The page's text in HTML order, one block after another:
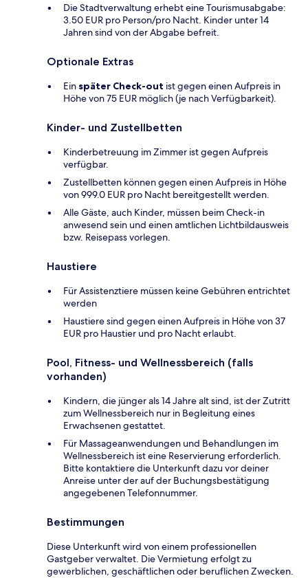
Die Stadtverwaltung erhebt eine Tourismusabgabe:
3.50 EUR pro Person/pro Nacht. Kinder unter 14
Jahren sind von der Abgabe befreit.
Optionale Extras
Ein später Check-out ist gegen einen Aufpreis in
Höhe von 75 EUR möglich (je nach Verfügbarkeit).
Kinder- und Zustellbetten
Kinderbetreuung im Zimmer ist gegen Aufpreis
verfügbar.
Zustellbetten können gegen einen Aufpreis in Höhe
von 999.0 EUR pro Nacht bereitgestellt werden.
Alle Gäste, auch Kinder, müssen beim Check-in
anwesend sein und einen amtlichen Lichtbildausweis
bzw. Reisepass vorlegen.
Haustiere
Für Assistenztiere müssen keine Gebühren entrichtet
werden
Haustiere sind gegen einen Aufpreis in Höhe von 37
EUR pro Haustier und pro Nacht erlaubt.
Pool, Fitness- und Wellnessbereich (falls
vorhanden)
Kindern, die jünger als 14 Jahre alt sind, ist der Zutritt
zum Wellnessbereich nur in Begleitung eines
Erwachsenen gestattet.
Für Massageanwendungen und Behandlungen im
Wellnessbereich ist eine Reservierung erforderlich.
Bitte kontaktiere die Unterkunft dazu vor deiner
Anreise unter der auf der Buchungsbestätigung
angegebenen Telefonnummer.
Bestimmungen
Diese Unterkunft wird von einem professionellen
Gastgeber verwaltet. Die Vermietung erfolgt zu
gewerblichen, geschäftlichen oder beruflichen Zwecken.